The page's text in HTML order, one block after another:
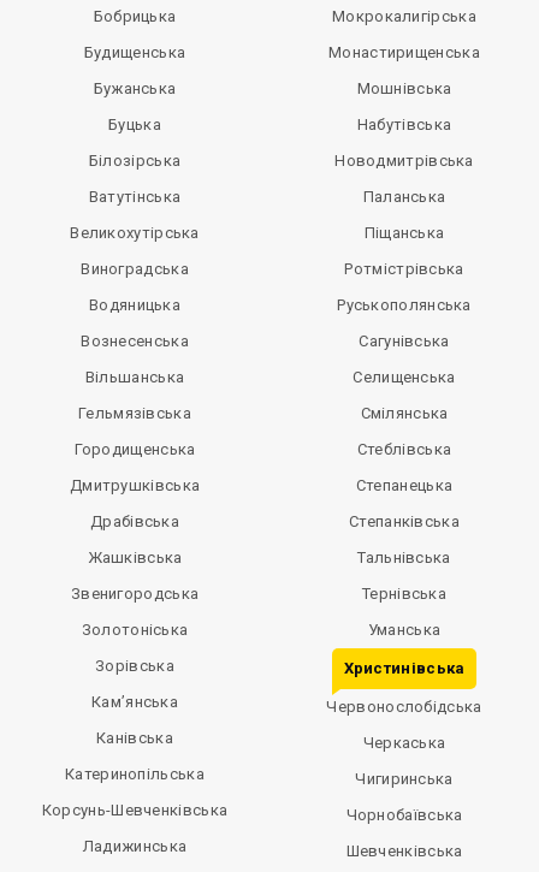
Бобрицька
Будищенська
Бужанська
Буцька
Білозірська
Ватутінська
Великохутірська
Виноградська
Водяницька
Вознесенська
Вільшанська
Гельмязівська
Городищенська
Дмитрушківська
Драбівська
Жашківська
Звенигородська
Золотоніська
Зорівська
Кам’янська
Канівська
Катеринопільська
Корсунь-Шевченківська
Ладижинська
Мокрокалигірська
Монастирищенська
Мошнівська
Набутівська
Новодмитрівська
Паланська
Піщанська
Ротмістрівська
Руськополянська
Сагунівська
Селищенська
Смілянська
Стеблівська
Степанецька
Степанківська
Тальнівська
Тернівська
Уманська
Христинівська
Червонослобідська
Черкаська
Чигиринська
Чорнобаївська
Шевченківська